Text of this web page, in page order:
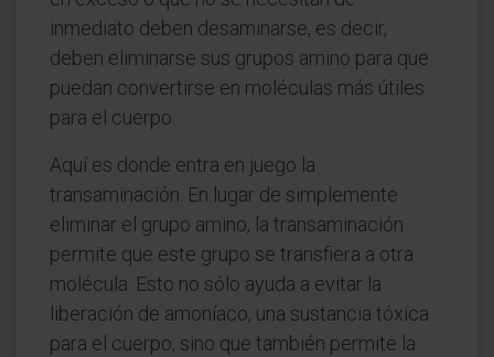
inmediato deben desaminarse, es decir,
deben eliminarse sus grupos amino para que
puedan convertirse en moléculas más útiles
para el cuerpo.
Aquí es donde entra en juego la
transaminación. En lugar de simplemente
eliminar el grupo amino, la transaminación
permite que este grupo se transfiera a otra
molécula. Esto no sólo ayuda a evitar la
liberación de amoníaco, una sustancia tóxica
para el cuerpo, sino que también permite la